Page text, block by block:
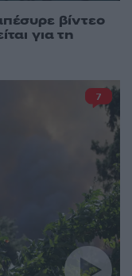
βίντεο
για τη
7